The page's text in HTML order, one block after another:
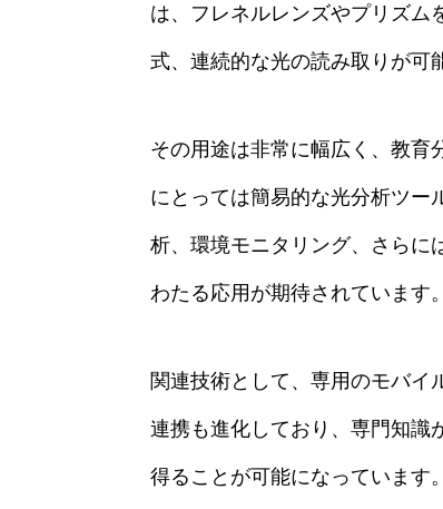
は、フレネルレンズやプリズム
式、連続的な光の読み取りが可
その用途は非常に幅広く、教育
にとっては簡易的な光分析ツー
析、環境モニタリング、さらに
わたる応用が期待されています。
関連技術として、専用のモバイ
連携も進化しており、専門知識
得ることが可能になっています。